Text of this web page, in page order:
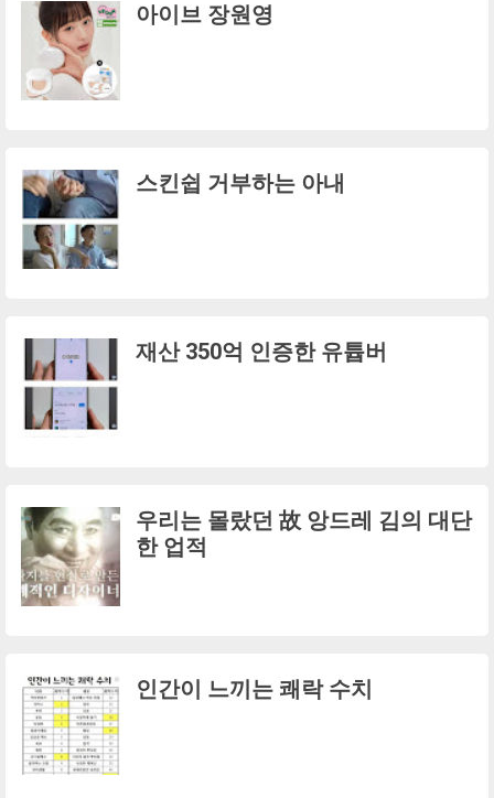
아이브 장원영
스킨쉽 거부하는 아내
재산 350억 인증한 유튭버
우리는 몰랐던 故 앙드레 김의 대단
한 업적
인간이 느끼는 쾌락 수치